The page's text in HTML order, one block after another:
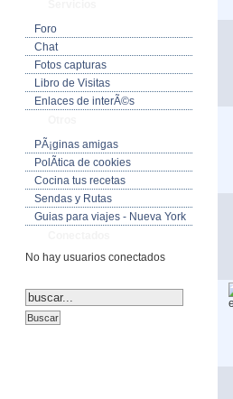
Foro
Chat
Fotos capturas
Libro de Visitas
Enlaces de interÃ©s
PÃ¡ginas amigas
PolÃ­tica de cookies
Cocina tus recetas
Sendas y Rutas
Guias para viajes - Nueva York
No hay usuarios conectados